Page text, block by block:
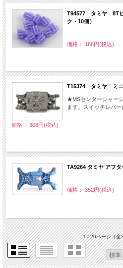
T94577 タミヤ 8Tピ
ク・10個）
価格： 166円(税込)
T15374 タミヤ ミニ
★MSセンターシャー
ます。スイッチレバー
価格： 308円(税込)
TA9264 タミヤ アフタ
価格： 352円(税込)
1 / 20ページ（全